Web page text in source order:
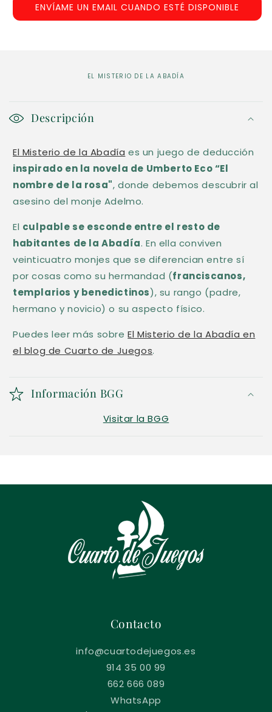
ENVÍAME UN EMAIL CUANDO ESTÉ DISPONIBLE
EL MISTERIO DE LA ABADÍA
o
t
e
n
d
o
d
e
s
l
e
a
Descripción
El Misterio de la Abadía es un juego de deducción
inspirado en la novela de Umberto Eco “El
nombre de la rosa", donde debemos descubrir al
asesino del monje Adelmo.
El culpable se esconde entre el resto de
habitantes de la Abadía. En ella conviven
veinticuatro monjes que se diferencian entre sí
por cosas como su hermandad (franciscanos,
templarios y benedictinos), su rango (padre,
hermano y novicio) o su aspecto físico.
Puedes leer más sobreEl Misterio de la Abadía en
el blog de Cuarto de Juegos.
Información BGG
Visitar la BGG
Contacto
info@cuartodejuegos.es
914 35 00 99
662 666 089
WhatsApp